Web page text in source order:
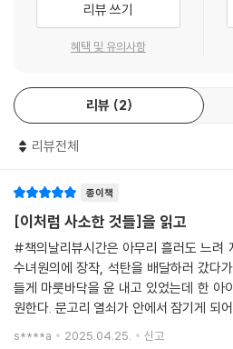
불운의 출입구를 지나본 이는 안다,
안락과 몰락을 가르는 것은 더없이 연약
아일랜드의 한 소도시 뉴로스. 부유하진 않
슬하에 다섯 딸을 두고 안정된 결혼 생활을
시선으로 이야기가 전개된다. 뉴로스는
너나없이 냉골이라 외투를 입고 자는 사람
다고.
펄롱은 빈곤하게 태어나 일찍이 고아가
아래 경제적 도움을 받았고, 그런 본인이
각하는 사람이다. 가족을 먹여 살릴 수 있
에 보낼 수 있으며, 따뜻한 침대에 누워 다
리뷰 쓰기
혜택 및 유의사항
리뷰 2
리뷰전체
종이책
[이처럼 사소한 것들]을 읽고
#책의날리뷰시간은 아무리 흘러도 느려
수녀원의에 장작, 석탄을 배달하러 갔다
들게 마룻바닥을 윤 내고 있었는데 한 아
원한다. 문고리 열쇠가 안에서 잠기게 되
보면 보이는 것들이 있다. 지금도 그렇다.
s****a 2025.04.25. 신고